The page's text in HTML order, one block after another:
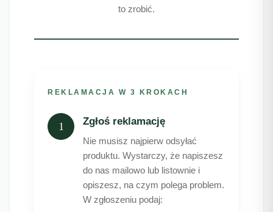
to zrobić.
REKLAMACJA W 3 KROKACH
1 Zgłoś reklamację
Nie musisz najpierw odsyłać
produktu. Wystarczy, że napiszesz
do nas mailowo lub listownie i
opiszesz, na czym polega problem.
W zgłoszeniu podaj: